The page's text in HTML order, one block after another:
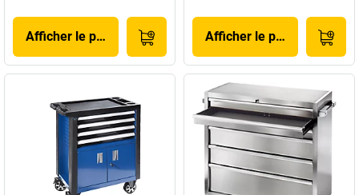
Afficher le produit Afficher le produit